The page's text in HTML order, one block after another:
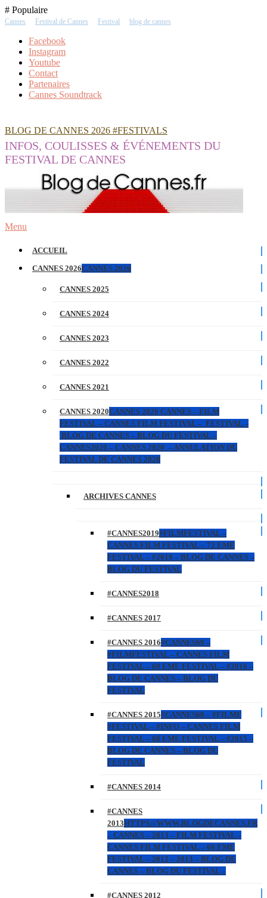
Skip
To
# Populaire
Cannes Festival de Cannes Festival blog de cannes
Facebook
Instagram
Youtube
Contact
Partenaires
Cannes Soundtrack
BLOG DE CANNES 2026 #FESTIVALS
INFOS, COULISSES & ÉVÉNEMENTS DU
FESTIVAL DE CANNES
Menu
ACCUEIL
CANNES 2026CANNES 2026
CANNES 2025
CANNES 2024
CANNES 2023
CANNES 2022
CANNES 2021
CANNES 2020CANNES 2020 CANNES – FILM
FESTIVAL – CANNES FILM FESTIVAL – FESTIVAL –
BLOG DE CANNES – BLOG DU FESTIVAL –
CANNES2020 – CANNES 2020 – ANNULATION DU
FESTIVAL DE CANNES 2020
ARCHIVES CANNES
#CANNES2019#FILMFESTIVAL –
CANNES FILM FESTIVAL – 72 EME
FESTIVAL – #2019 – BLOG DE CANNES –
BLOG DU FESTIVAL
#CANNES2018
#CANNES 2017
#CANNES 2016#CANNES69 –
#FILMFESTIVAL – CANNES FILM
FESTIVAL – 69 EME FESTIVAL – #2016 –
BLOG DE CANNES – BLOG DU
FESTIVAL
#CANNES 2015#CANNES68 – #FILMF
#FESTIVAL – #INFO – CANNES FILM
FESTIVAL – 68 EME FESTIVAL – #2015 –
BLOG DE CANNES – BLOG DU
FESTIVAL
#CANNES 2014
#CANNES
2013HTTPS://WWW.BLOGDECANNES.FR
– CANNES – 2013 – FILM FESTIVAL –
CANNES FILM FESTIVAL – 66 EME
FESTIVAL – 2012 – 2013 – BLOG DE
CANNES – BLOG DU FESTIVAL –
#CANNES 2012